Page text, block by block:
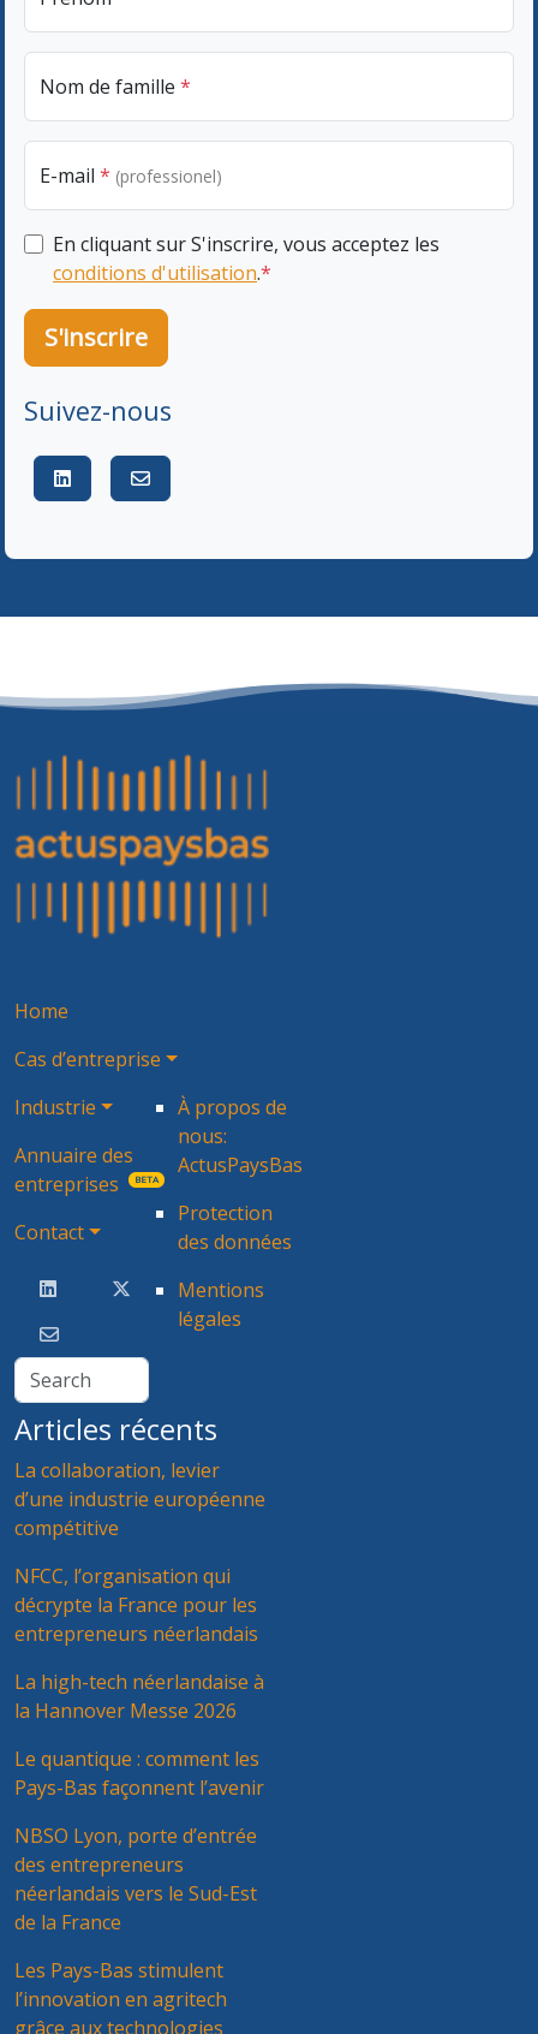
Nom de famille *
E-mail * (professionel)
En cliquant sur S'inscrire, vous acceptez les
conditions d'utilisation.*
S'inscrire
Suivez-nous
Home
Cas d’entreprise
Industrie
Annuaire des
entreprises
BETA
Contact
À propos de
nous:
ActusPaysBas
Protection
des données
Mentions
légales
Articles récents
La collaboration, levier
d’une industrie européenne
compétitive
NFCC, l’organisation qui
décrypte la France pour les
entrepreneurs néerlandais
La high-tech néerlandaise à
la Hannover Messe 2026
Le quantique : comment les
Pays-Bas façonnent l’avenir
NBSO Lyon, porte d’entrée
des entrepreneurs
néerlandais vers le Sud-Est
de la France
Les Pays-Bas stimulent
l’innovation en agritech
grâce aux technologies